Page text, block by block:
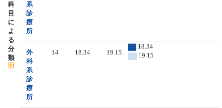
科
目
に
よ
る
分
類
系
診
療
所
外
科
系
診
療
所
14 18.34 19.15
18.34
19.15